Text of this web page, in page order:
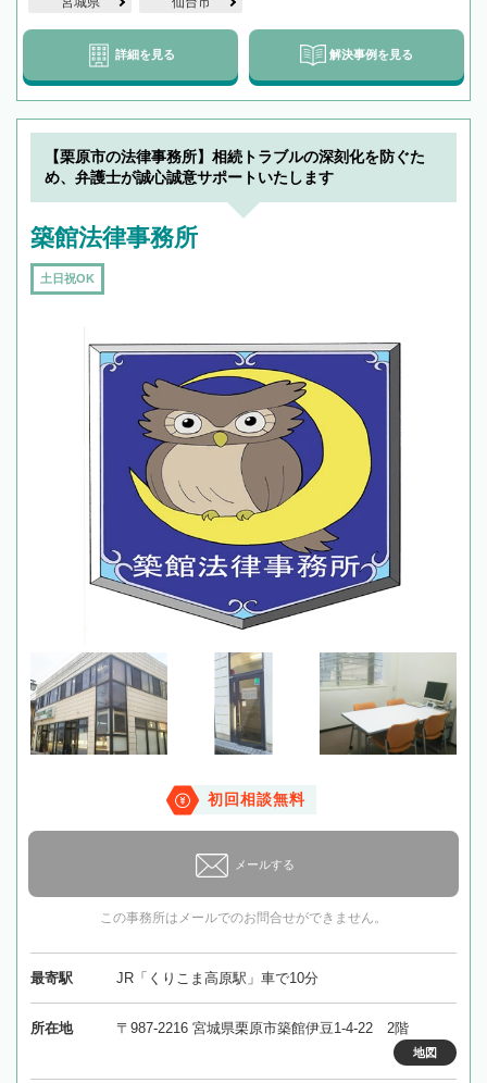
詳細を見る 解決事例を見る
【栗原市の法律事務所】相続トラブルの深刻化を防ぐた
め、弁護士が誠心誠意サポートいたします
築館法律事務所
土日祝OK
初回相談無料
メールする
この事務所はメールでのお問合せができません。
最寄駅 JR「くりこま高原駅」車で10分
所在地 〒987-2216 宮城県栗原市築館伊豆1-4-22 2階
地図